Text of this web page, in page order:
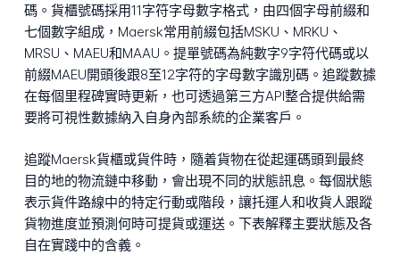
碼。貨櫃號碼採用11字符字母數字格式，由四個字母前綴和
七個數字組成，Maersk常用前綴包括MSKU、MRKU、
MRSU、MAEU和MAAU。提單號碼為純數字9字符代碼或以
前綴MAEU開頭後跟8至12字符的字母數字識別碼。追蹤數據
在每個里程碑實時更新，也可透過第三方API整合提供給需
要將可視性數據納入自身內部系統的企業客戶。
追蹤Maersk貨櫃或貨件時，隨着貨物在從起運碼頭到最終
目的地的物流鏈中移動，會出現不同的狀態訊息。每個狀態
表示貨件路線中的特定行動或階段，讓托運人和收貨人跟蹤
貨物進度並預測何時可提貨或運送。下表解釋主要狀態及各
自在實踐中的含義。